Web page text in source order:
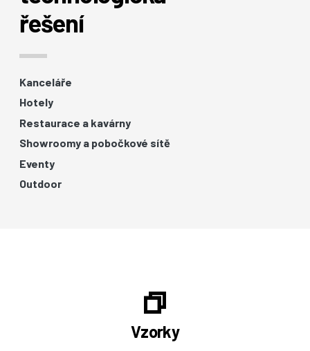
řešení
Kanceláře
Hotely
Restaurace a kavárny
Showroomy a pobočkové sítě
Eventy
Outdoor
Vzorky